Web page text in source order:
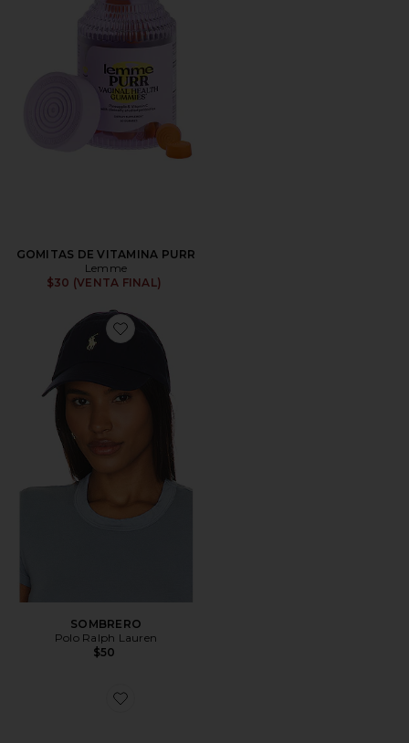
GOMITAS DE VITAMINA PURR
Lemme
$30 (VENTA FINAL)
Favorite SOMBRERO
SOMBRERO
Polo Ralph Lauren
$50
Favorite ZAPATILLA DEPORTIVA GEL-1130